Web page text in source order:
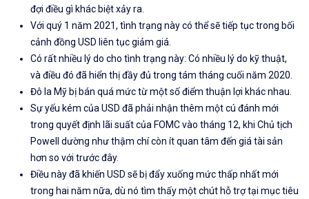
đợi điều gì khác biệt xảy ra.
Với quý 1 năm 2021, tình trạng này có thể sẽ tiếp tục trong bối
cảnh đồng USD liên tục giảm giá.
Có rất nhiều lý do cho tình trạng này: Có nhiều lý do kỹ thuật,
và điều đó đã hiển thị đầy đủ trong tám tháng cuối năm 2020.
Đô la Mỹ bị bán quá mức từ một số điểm thuận lợi khác nhau.
Sự yếu kém của USD đã phải nhận thêm một cú đánh mới
trong quyết định lãi suất của FOMC vào tháng 12, khi Chủ tịch
Powell dường như thậm chí còn ít quan tâm đến giá tài sản
hơn so với trước đây.
Điều này đã khiến USD sẽ bị đẩy xuống mức thấp nhất mới
trong hai năm nữa, dù nó tìm thấy một chút hỗ trợ tại mục tiêu